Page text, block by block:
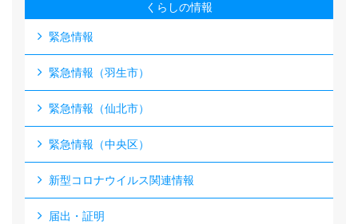
くらしの情報
緊急情報
緊急情報（羽生市）
緊急情報（仙北市）
緊急情報（中央区）
新型コロナウイルス関連情報
届出・証明